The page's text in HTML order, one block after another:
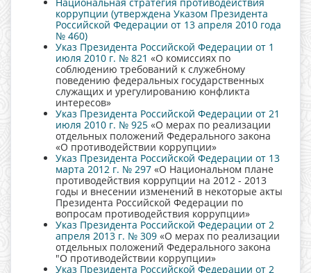
коррупции (утверждена Указом Президента
Российской Федерации от 13 апреля 2010 года
№ 460)
Указ Президента Российской Федерации от 1
июля 2010 г. № 821 «О комиссиях по
соблюдению требований к служебному
поведению федеральных государственных
служащих и урегулированию конфликта
интересов»
Указ Президента Российской Федерации от 21
июля 2010 г. № 925 «О мерах по реализации
отдельных положений Федерального закона
«О противодействии коррупции»
Указ Президента Российской Федерации от 13
марта 2012 г. № 297 «О Национальном плане
противодействия коррупции на 2012 - 2013
годы и внесении изменений в некоторые акты
Президента Российской Федерации по
вопросам противодействия коррупции»
Указ Президента Российской Федерации от 2
апреля 2013 г. № 309 «О мерах по реализации
отдельных положений Федерального закона
"О противодействии коррупции»
Указ Президента Российской Федерации от 2